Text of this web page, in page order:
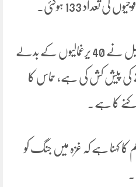
تعداد 133 ہوگئی۔
مصری حکام کا کہنا ہے کہ اسرائیل نے 40 یرغمالیوں کے بدلے
کی پیش کش کی ہے، حماس کا
کا ہے۔
کہنا ہے کہ غزہ میں جنگ کو